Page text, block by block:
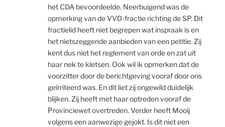
het CDA bevoordeelde. Neerbuigend was de
opmerking van de VVD-fractie richting de SP. Dit
fractielid heeft niet begrepen wat inspraak is en
het nietszeggende aanbieden van een petitie. Zij
kent dus niet het reglement van orde en zat uit
haar nek te kletsen. Ook wil ik opmerken dat de
voorzitter door de berichtgeving vooraf door ons
geïrriteerd was. En dit liet zij ongewild duidelijk
blijken. Zij heeft met haar optreden vooraf de
Provinciewet overtreden. Verder heeft Mooij
volgens een aanwezige gejokt. Is dit niet een